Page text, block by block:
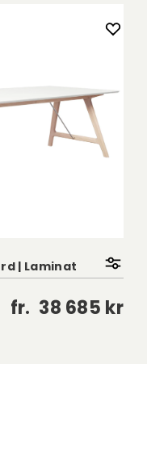
| Laminat
fr. 38 685 kr